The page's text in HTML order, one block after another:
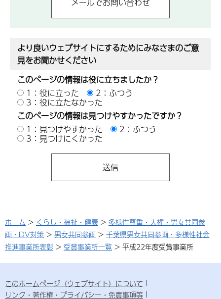
より良いウェブサイトにするためにみなさまのご意
見をお聞かせください
このページの情報は役に立ちましたか？
1：役に立った
2：ふつう
3：役に立たなかった
このページの情報は見つけやすかったですか？
1：見つけやすかった
2：ふつう
3：見つけにくかった
ホーム > くらし・福祉・健康 > 多様性尊重・人権・男女共同参
画・DV対策 > 男女共同参画 > 千葉県男女共同参画・多様性社会
推進事業所表彰 > 受賞事業所一覧 > 平成22年度受賞事業所
このホームページ（ウェブサイト）について
リンク・著作権・プライバシー・免責事項等